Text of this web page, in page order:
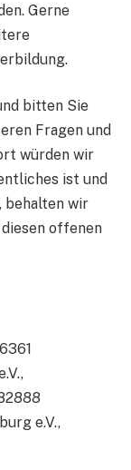
Gerne
bitten Sie
Fragen und
würden wir
ist und
behalten wir
offenen
e.V.,